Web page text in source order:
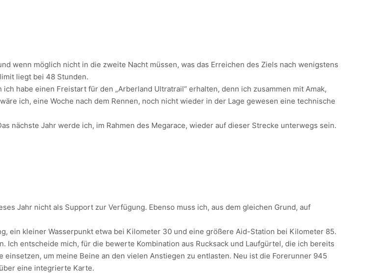
wenn möglich nicht in die zweite Nacht müssen, was das Erreichen des Ziels nach wenigstens
liegt bei 48 Stunden.
habe einen Freistart für den „Arberland Ultratrail“ erhalten, denn ich zusammen mit Amak,
ich, eine Woche nach dem Rennen, noch nicht wieder in der Lage gewesen eine technische
nächste Jahr werde ich, im Rahmen des Megarace, wieder auf dieser Strecke unterwegs sein.
Jahr nicht als Support zur Verfügung. Ebenso muss ich, aus dem gleichen Grund, auf
ein kleiner Wasserpunkt etwa bei Kilometer 30 und eine größere Aid-Station bei Kilometer 85.
Ich entscheide mich, für die bewerte Kombination aus Rucksack und Laufgürtel, die ich bereits
um meine Beine an den vielen Anstiegen zu entlasten. Neu ist die Forerunner 945
eine integrierte Karte.